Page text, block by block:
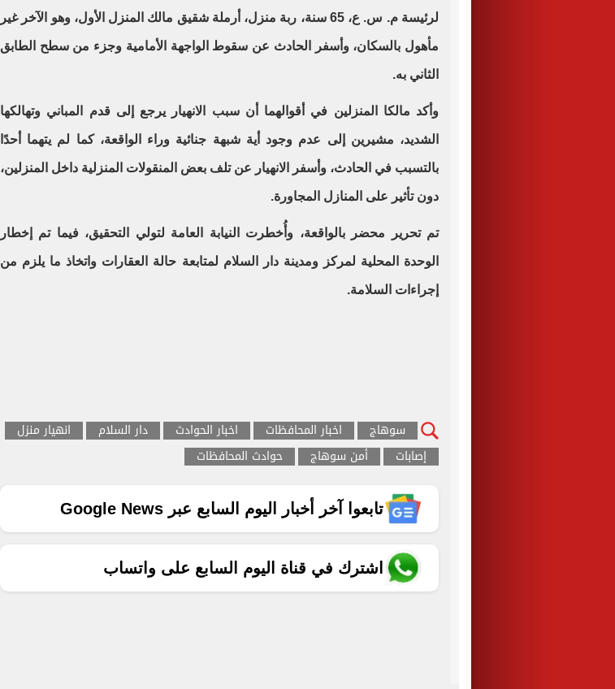
لرئيسة م. س. ع، 65 سنة، ربة منزل، أرملة شقيق مالك المنزل الأول، وهو الآخر غير
مأهول بالسكان، وأسفر الحادث عن سقوط الواجهة الأمامية وجزء من سطح الطابق
الثاني به.
وأكد مالكا المنزلين في أقوالهما أن سبب الانهيار يرجع إلى قدم المباني وتهالكها
الشديد، مشيرين إلى عدم وجود أية شبهة جنائية وراء الواقعة، كما لم يتهما أحدًا
بالتسبب في الحادث، وأسفر الانهيار عن تلف بعض المنقولات المنزلية داخل المنزلين،
دون تأثير على المنازل المجاورة.
تم تحرير محضر بالواقعة، وأُخطرت النيابة العامة لتولي التحقيق، فيما تم إخطار
الوحدة المحلية لمركز ومدينة دار السلام لمتابعة حالة العقارات واتخاذ ما يلزم من
إجراءات السلامة.
سوهاج اخبار المحافظات اخبار الحوادث دار السلام
انهيار منزل
إصابات
أمن سوهاج حوادث المحافظات
تابعوا آخر أخبار اليوم السابع عبر Google News
اشترك في قناة اليوم السابع على واتساب